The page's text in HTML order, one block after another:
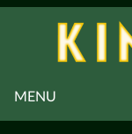
MENU